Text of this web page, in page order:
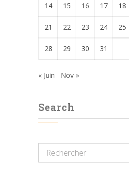
14 15 16 17 18
21 22 23 24 25
28 29 30 31
« Juin Nov »
Search